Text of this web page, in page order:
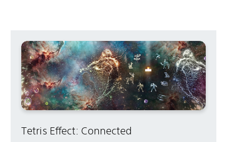
Tetris Effect: Connected